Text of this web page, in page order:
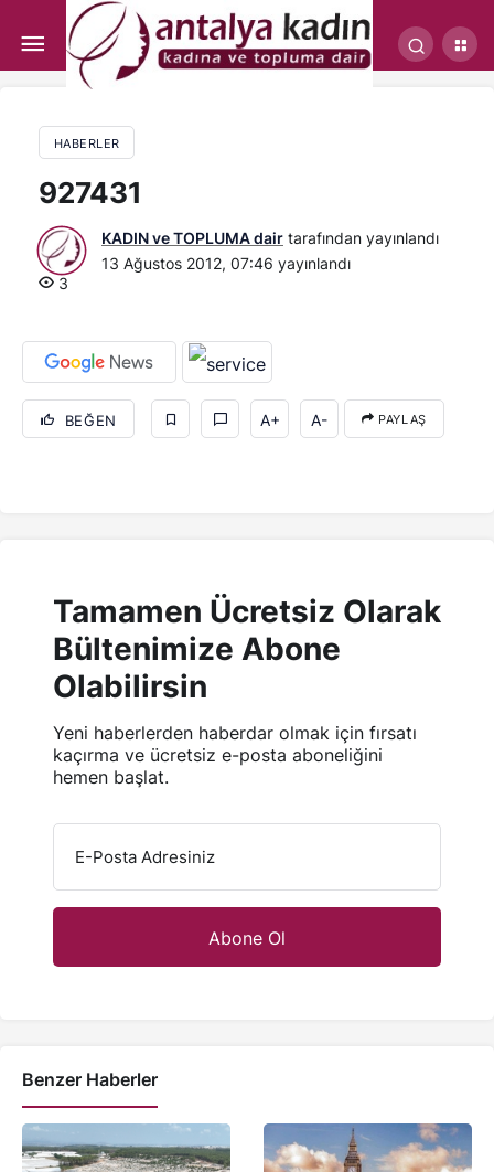
HABERLER
927431
KADIN ve TOPLUMA dair tarafından yayınlandı
13 Ağustos 2012, 07:46 yayınlandı
3
BEĞEN A+ A- PAYLAŞ
Tamamen Ücretsiz Olarak
Bültenimize Abone
Olabilirsin
Yeni haberlerden haberdar olmak için fırsatı
kaçırma ve ücretsiz e-posta aboneliğini
hemen başlat.
E-Posta Adresiniz
Benzer Haberler
KADINA ŞİDDETTE, E’KELEPÇE DEVRİ